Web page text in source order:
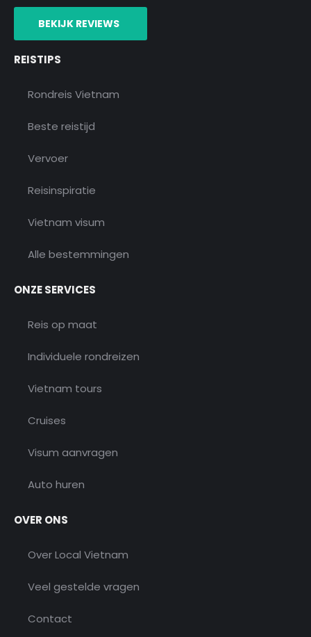
r
m
r e
s
BEKIJK REVIEWS
REISTIPS
Rondreis Vietnam
Beste reistijd
Vervoer
Reisinspiratie
Vietnam visum
Alle bestemmingen
ONZE SERVICES
Reis op maat
Individuele rondreizen
Vietnam tours
Cruises
Visum aanvragen
Auto huren
OVER ONS
Over Local Vietnam
Veel gestelde vragen
Contact